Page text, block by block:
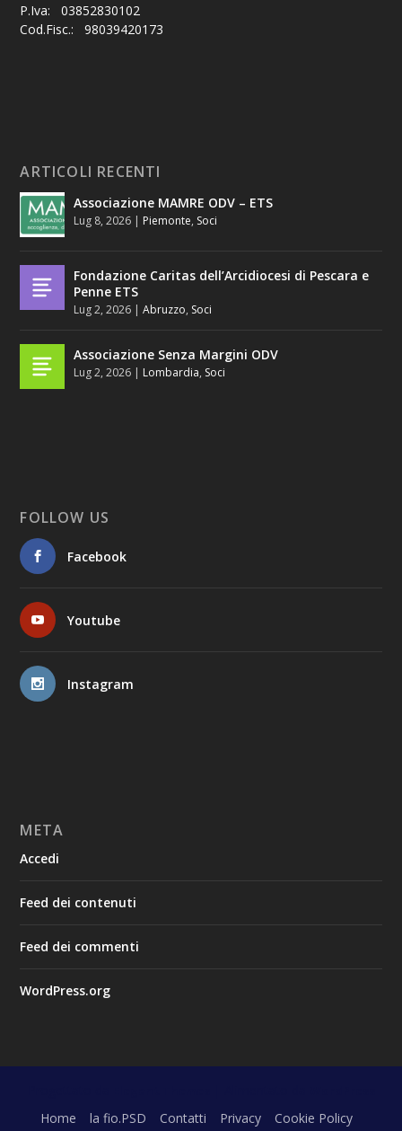
P.Iva: 03852830102
Cod.Fisc.: 98039420173
ARTICOLI RECENTI
Associazione MAMRE ODV – ETS
Lug 8, 2026 | Piemonte, Soci
Fondazione Caritas dell’Arcidiocesi di Pescara e
Penne ETS
Lug 2, 2026 |Abruzzo, Soci
Associazione Senza Margini ODV
Lug 2, 2026 | Lombardia, Soci
FOLLOW US
Facebook
Youtube
Instagram
META
Accedi
Feed dei contenuti
Feed dei commenti
WordPress.org
Home la fio.PSD Contatti Privacy Cookie Policy